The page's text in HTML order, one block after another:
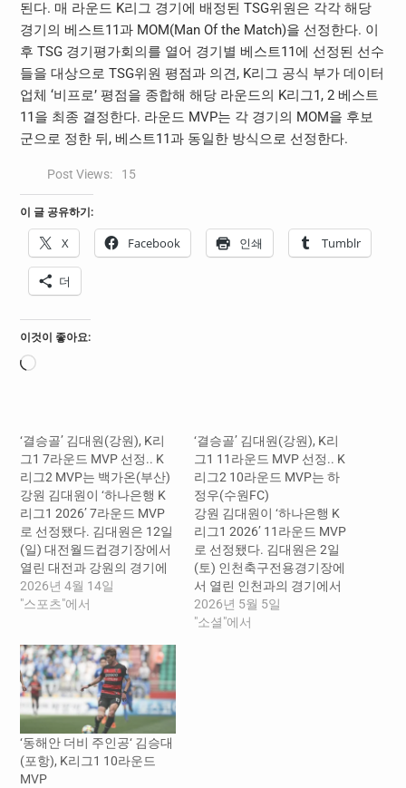
된다. 매 라운드 K리그 경기에 배정된 TSG위원은 각각 해당
경기의 베스트11과 MOM(Man Of the Match)을 선정한다. 이
후 TSG 경기평가회의를 열어 경기별 베스트11에 선정된 선수
들을 대상으로 TSG위원 평점과 의견, K리그 공식 부가 데이터
업체 ‘비프로’ 평점을 종합해 해당 라운드의 K리그1, 2 베스트
11을 최종 결정한다. 라운드 MVP는 각 경기의 MOM을 후보
군으로 정한 뒤, 베스트11과 동일한 방식으로 선정한다.
Post Views: 15
이 글 공유하기:
X Facebook 인쇄 Tumblr
더
이것이 좋아요:
로
‘결승골’ 김대원(강원), K리
그1 7라운드 MVP 선정.. K
리그2 MVP는 백가온(부산)
강원 김대원이 ‘하나은행 K
리그1 2026’ 7라운드 MVP
로 선정됐다. 김대원은 12일
(일) 대전월드컵경기장에서
열린 대전과 강원의 경기에
서 결승골을 기록하며 팀의
승리를 이끌었다. 김대원은
리슛으로 마무리하여 선제
골이자 결승골을 완성했다.
이 밖에도 김대원은 측면에
서 활발한 움직임과 날카로
운 킥을 무기로 맹활약했다.
K리그1 7라운드 베스트 팀
역시 강원이다. 강원은…
2026년 4월 14일
"스포츠"에서
‘결승골’ 김대원(강원), K리
그1 11라운드 MVP 선정.. K
리그2 10라운드 MVP는 하
정우(수원FC)
강원 김대원이 ‘하나은행 K
리그1 2026’ 11라운드 MVP
로 선정됐다. 김대원은 2일
(토) 인천축구전용경기장에
서 열린 인천과의 경기에서
전반 44분 강력한 중거리 슈
팅으로 결승골을 기록했다.
2026년 5월 5일
"소셜"에서
‘동해안 더비 주인공‘ 김승대
(포항), K리그1 10라운드
MVP